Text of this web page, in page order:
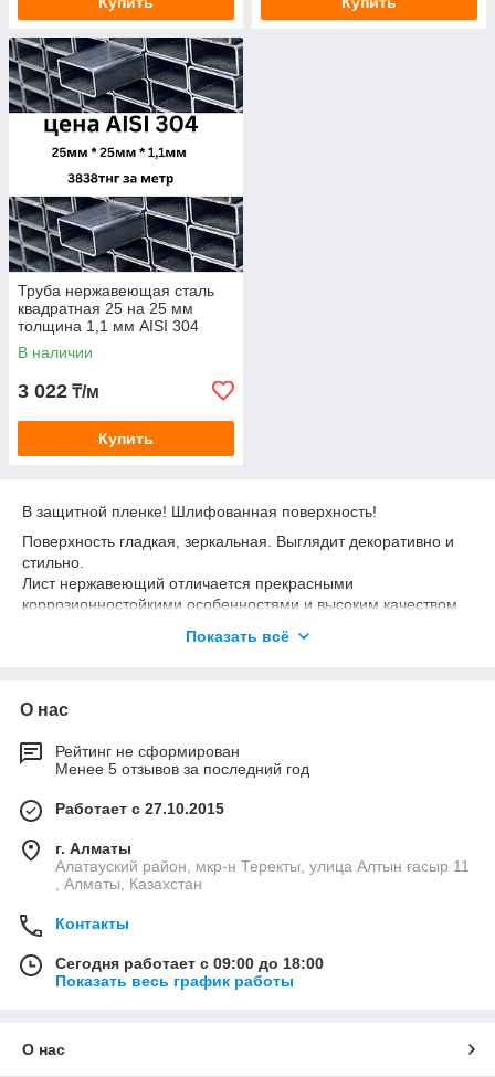
Труба нержавеющая сталь
квадратная 25 на 25 мм
толщина 1,1 мм AISI 304
В наличии
3 022 ₸/м
Купить
В защитной пленке! Шлифованная поверхность!
Поверхность гладкая, зеркальная. Выглядит декоративно и
стильно.
Лист нержавеющий отличается прекрасными
коррозионностойкими особенностями и высоким качеством
хороший внешний вид; высокая технологичность; отличные
нержавеющий можно использовать практически во всех
промышленности, так же его эксплуатируют в сельском
хозяйстве, строительстве и химической области. Огромным
покраски ее абсолютно в любой цвет.
Показать всё
О нас
Рейтинг не сформирован
Менее 5 отзывов за последний год
Работает с 27.10.2015
г. Алматы
Алатауский район, мкр-н Теректы, улица Алтын ғасыр 11
, Алматы, Казахстан
Контакты
Сегодня работает с 09:00 до 18:00
Показать весь график работы
О нас